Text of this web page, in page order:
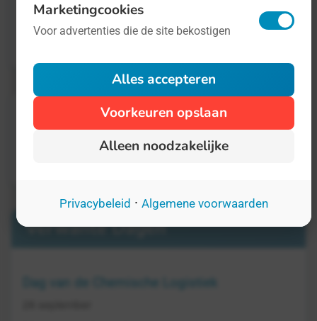
Informatie is onder andere hier te vinden
Verwante Dagen
Dag van de Chemische Logistiek
Marketingcookies
Voor advertenties die de site bekostigen
Alles accepteren
Voorkeuren opslaan
Alleen noodzakelijke
Privacybeleid · Algemene voorwaarden